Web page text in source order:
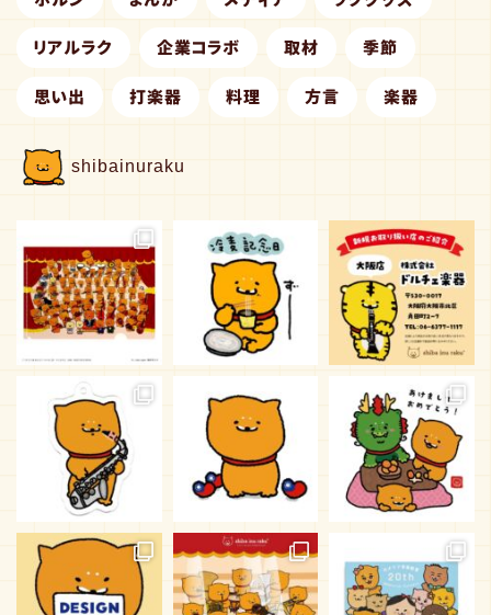
リアルラク 企業コラボ 取材 季節
思い出 打楽器 料理 方言 楽器
shibainuraku